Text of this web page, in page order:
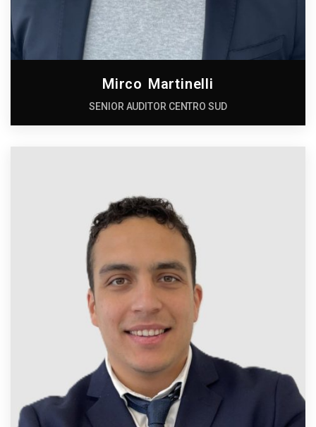
Mirco Martinelli
SENIOR AUDITOR CENTRO SUD